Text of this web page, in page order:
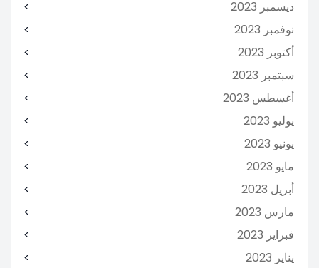
ديسمبر 2023
نوفمبر 2023
أكتوبر 2023
سبتمبر 2023
أغسطس 2023
يوليو 2023
يونيو 2023
مايو 2023
أبريل 2023
مارس 2023
فبراير 2023
يناير 2023